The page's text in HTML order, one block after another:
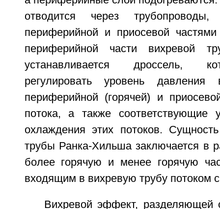
отводится через
периферийной и приосевой
периферийной части вихревой
устанавливается дроссель,
регулировать уровень
периферийной (горячей) и
потока, а также соответствующие
охлаждения этих потоков.
трубы Ранка-Хильша заключается в
более горячую и менее горячую
входящим в вихревую трубу потоком
Вихревой эффект, разделяющей